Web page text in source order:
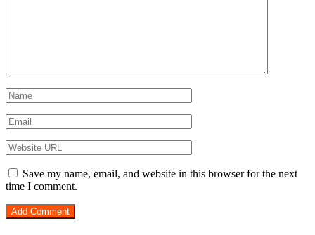
Save my name, email, and website in this browser for the next
time I comment.